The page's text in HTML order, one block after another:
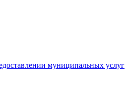
муниципальных услуг